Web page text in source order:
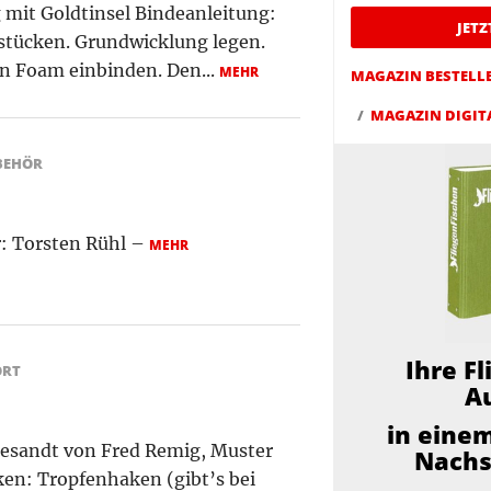
mit Goldtinsel Bindeanleitung:
Grundwicklung legen.
Foam einbinden. Den... MEHR
Torsten Rühl – MEHR
von Fred Remig, Muster
Tropfenhaken (gibt’s bei
MAGAZIN
MAGAZIN
Ihre
in